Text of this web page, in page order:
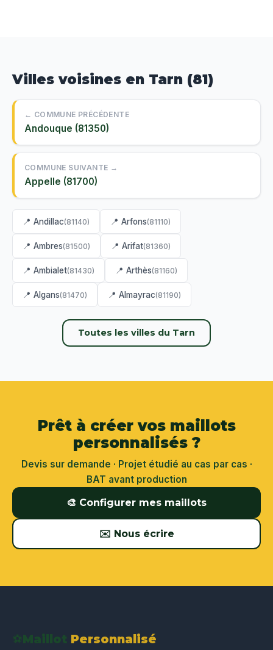
Villes voisines en Tarn (81)
← COMMUNE PRÉCÉDENTE
Andouque (81350)
COMMUNE SUIVANTE →
Appelle (81700)
📍 Andillac(81140) 📍 Arfons(81110)
📍 Ambres(81500) 📍 Arifat(81360)
📍 Ambialet(81430) 📍 Arthès(81160)
📍 Algans(81470) 📍 Almayrac(81190)
Toutes les villes du Tarn
Prêt à créer vos maillots
personnalisés ?
Devis sur demande · Projet étudié au cas par cas ·
BAT avant production
🎨 Configurer mes maillots
✉️ Nous écrire
⚽Maillot Personnalisé